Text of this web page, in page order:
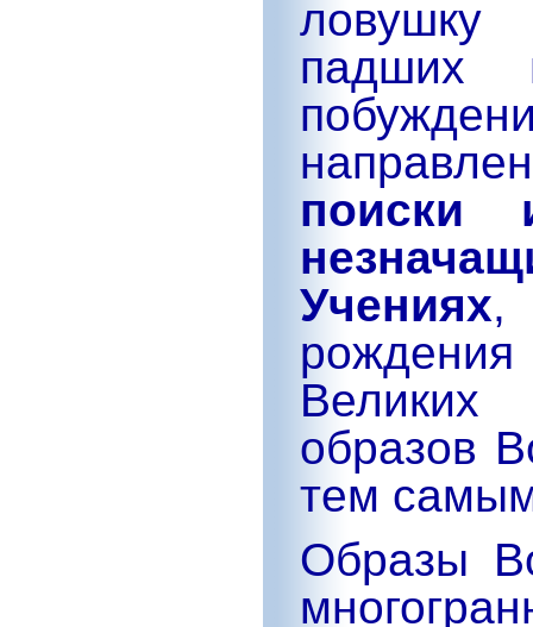
ловушку
падших
поиски
Учениях,
образов
тем
Образы